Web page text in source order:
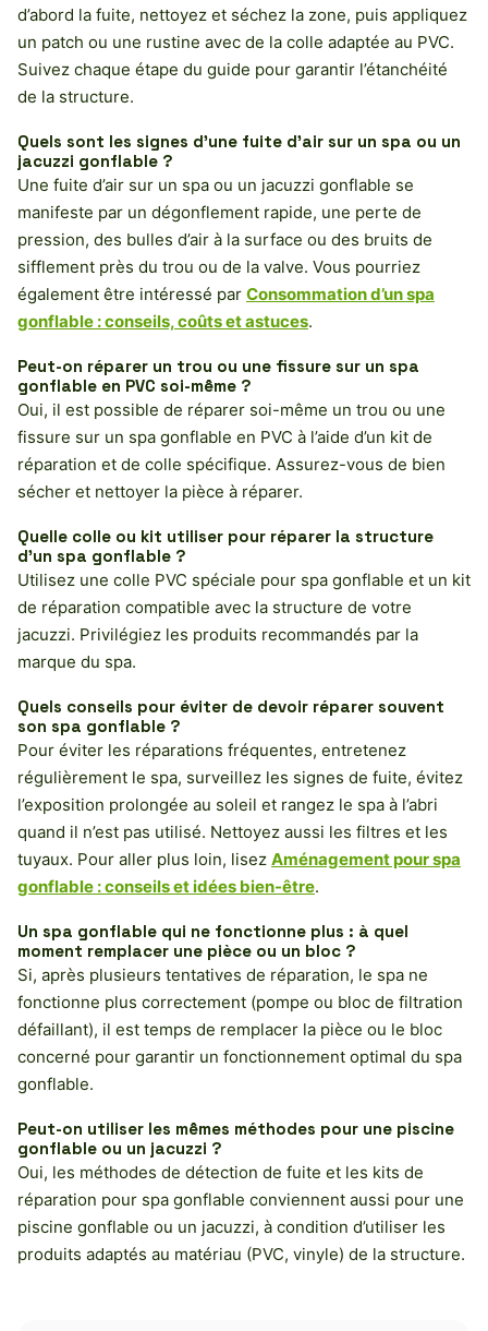
d’abord la fuite, nettoyez et séchez la zone, puis appliquez
un patch ou une rustine avec de la colle adaptée au PVC.
Suivez chaque étape du guide pour garantir l’étanchéité
de la structure.
Quels sont les signes d’une fuite d’air sur un spa ou un
jacuzzi gonflable ?
Une fuite d’air sur un spa ou un jacuzzi gonflable se
manifeste par un dégonflement rapide, une perte de
pression, des bulles d’air à la surface ou des bruits de
sifflement près du trou ou de la valve. Vous pourriez
également être intéressé par Consommation d’un spa
gonflable : conseils, coûts et astuces.
Peut-on réparer un trou ou une fissure sur un spa
gonflable en PVC soi-même ?
Oui, il est possible de réparer soi-même un trou ou une
fissure sur un spa gonflable en PVC à l’aide d’un kit de
réparation et de colle spécifique. Assurez-vous de bien
sécher et nettoyer la pièce à réparer.
Quelle colle ou kit utiliser pour réparer la structure
d’un spa gonflable ?
Utilisez une colle PVC spéciale pour spa gonflable et un kit
de réparation compatible avec la structure de votre
jacuzzi. Privilégiez les produits recommandés par la
marque du spa.
Quels conseils pour éviter de devoir réparer souvent
son spa gonflable ?
Pour éviter les réparations fréquentes, entretenez
régulièrement le spa, surveillez les signes de fuite, évitez
l’exposition prolongée au soleil et rangez le spa à l’abri
quand il n’est pas utilisé. Nettoyez aussi les filtres et les
tuyaux. Pour aller plus loin, lisez Aménagement pour spa
gonflable : conseils et idées bien-être.
Un spa gonflable qui ne fonctionne plus : à quel
moment remplacer une pièce ou un bloc ?
Si, après plusieurs tentatives de réparation, le spa ne
fonctionne plus correctement (pompe ou bloc de filtration
défaillant), il est temps de remplacer la pièce ou le bloc
concerné pour garantir un fonctionnement optimal du spa
gonflable.
Peut-on utiliser les mêmes méthodes pour une piscine
gonflable ou un jacuzzi ?
Oui, les méthodes de détection de fuite et les kits de
réparation pour spa gonflable conviennent aussi pour une
piscine gonflable ou un jacuzzi, à condition d’utiliser les
produits adaptés au matériau (PVC, vinyle) de la structure.